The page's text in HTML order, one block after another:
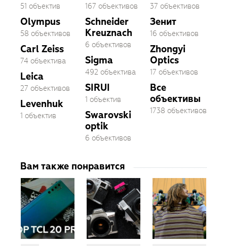
51 объектив
Olympus
58 объективов
Carl Zeiss
74 объектива
Leica
27 объективов
Levenhuk
1 объектив
167 объективов
Schneider
Kreuznach
6 объективов
Sigma
492 объектива
SIRUI
1 объектив
Swarovski
optik
6 объективов
37 объективов
Зенит
16 объективов
Zhongyi
Optics
17 объективов
Все
объективы
1738 объективов
Вам также понравится